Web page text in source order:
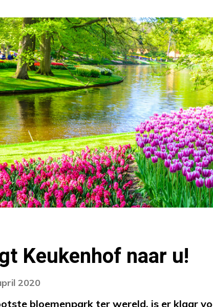
Keukenhof naar u!
2020
bloemenpark ter wereld, is er klaar